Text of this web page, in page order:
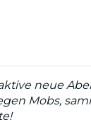
neue
Mobs,